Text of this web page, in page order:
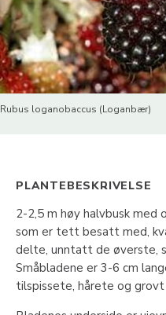
Rubus loganobaccus (Loganbær)
PLANTEBESKRIVELSE
2-2,5 m høy halvbusk
som er tett besatt med,
delte, unntatt de øverste,
Småbladene er 3-6 cm
tilspissete, hårete og